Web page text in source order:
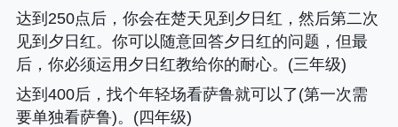
达到250点后，你会在楚天见到夕日红，然后第二次
见到夕日红。你可以随意回答夕日红的问题，但最
后，你必须运用夕日红教给你的耐心。(三年级)
达到400后，找个年轻场看萨鲁就可以了(第一次需
要单独看萨鲁)。(四年级)